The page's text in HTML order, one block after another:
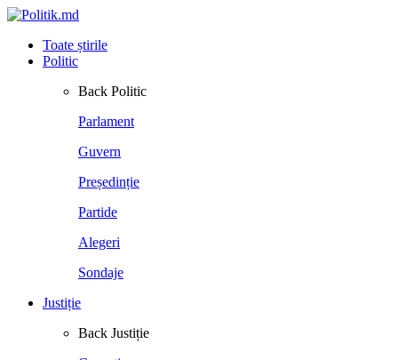
Toate știrile
Politic
Back Politic
Parlament
Guvern
Președinție
Partide
Alegeri
Sondaje
Justiție
Back Justiție